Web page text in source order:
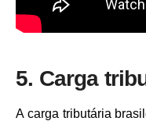
5. Carga
A carga tributária